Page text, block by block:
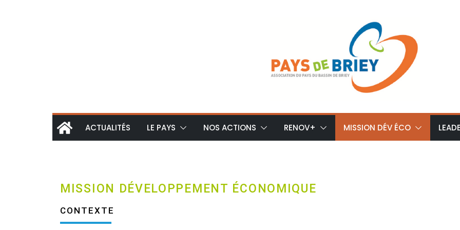
ACTUALITÉS LE PAYS NOS ACTIONS RENOV+ MISSION DÉV ÉCO
MISSION DÉVELOPPEMENT ÉCONOMIQUE
CONTEXTE